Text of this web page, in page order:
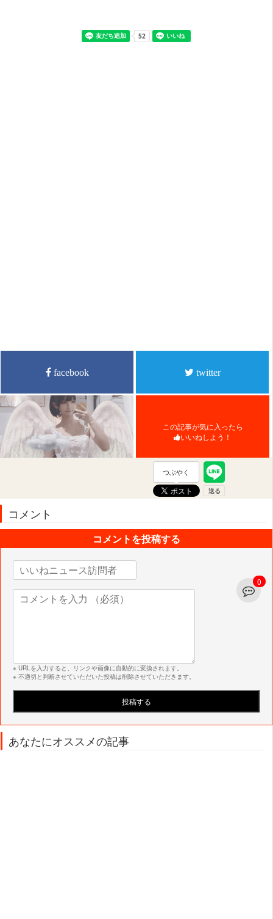
facebook twitter
この記事が気に入ったら
いいねしよう！
つぶやく
コメント
0
コメントを投稿する
※ URLを入力すると、リンクや画像に自動的に変換されます。
※ 不適切と判断させていただいた投稿は削除させていただきます。
あなたにオススメの記事